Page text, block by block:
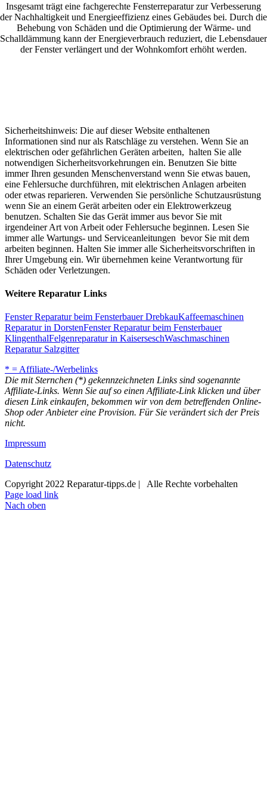
Insgesamt trägt eine fachgerechte Fensterreparatur zur Verbesserung
der Nachhaltigkeit und Energieeffizienz eines Gebäudes bei. Durch die
Behebung von Schäden und die Optimierung der Wärme- und
Schalldämmung kann der Energieverbrauch reduziert, die Lebensdauer
der Fenster verlängert und der Wohnkomfort erhöht werden.
Sicherheitshinweis: Die auf dieser Website enthaltenen
Informationen sind nur als Ratschläge zu verstehen. Wenn Sie an
elektrischen oder gefährlichen Geräten arbeiten, halten Sie alle
notwendigen Sicherheitsvorkehrungen ein. Benutzen Sie bitte
immer Ihren gesunden Menschenverstand wenn Sie etwas bauen,
eine Fehlersuche durchführen, mit elektrischen Anlagen arbeiten
oder etwas reparieren. Verwenden Sie persönliche Schutzausrüstung
wenn Sie an einem Gerät arbeiten oder ein Elektrowerkzeug
benutzen. Schalten Sie das Gerät immer aus bevor Sie mit
irgendeiner Art von Arbeit oder Fehlersuche beginnen. Lesen Sie
immer alle Wartungs- und Serviceanleitungen bevor Sie mit dem
arbeiten beginnen. Halten Sie immer alle Sicherheitsvorschriften in
Ihrer Umgebung ein. Wir übernehmen keine Verantwortung für
Schäden oder Verletzungen.
Weitere Reparatur Links
Fenster Reparatur beim Fensterbauer DrebkauKaffeemaschinen
Reparatur in DorstenFenster Reparatur beim Fensterbauer
KlingenthalFelgenreparatur in KaiserseschWaschmaschinen
Reparatur Salzgitter
* = Affiliate-/Werbelinks
Die mit Sternchen (*) gekennzeichneten Links sind sogenannte
Affiliate-Links. Wenn Sie auf so einen Affiliate-Link klicken und über
diesen Link einkaufen, bekommen wir von dem betreffenden Online-
Shop oder Anbieter eine Provision. Für Sie verändert sich der Preis
nicht.
Impressum
Datenschutz
Copyright 2022 Reparatur-tipps.de | Alle Rechte vorbehalten
Page load link
Nach oben